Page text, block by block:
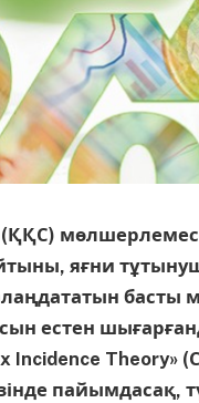
яғни
басты
естен
Theory»
па­йым­дасақ,